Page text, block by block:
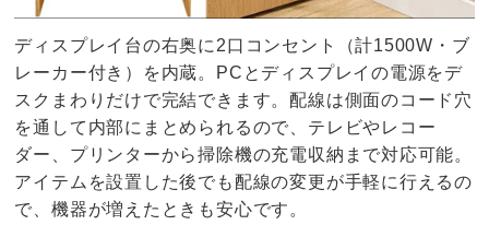
ディスプレイ台の右奥に2口コンセント（計1500W・ブ
レーカー付き）を内蔵。PCとディスプレイの電源をデ
スクまわりだけで完結できます。配線は側面のコード穴
を通して内部にまとめられるので、テレビやレコー
ダー、プリンターから掃除機の充電収納まで対応可能。
アイテムを設置した後でも配線の変更が手軽に行えるの
で、機器が増えたときも安心です。